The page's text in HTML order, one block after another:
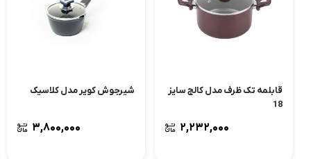
قابلمه تک ظرف مدل کالج سایز
18
۲,۲۳۲,۰۰۰
شیرجوش کویر مدل کلاسیک
۳,۸۰۰,۰۰۰